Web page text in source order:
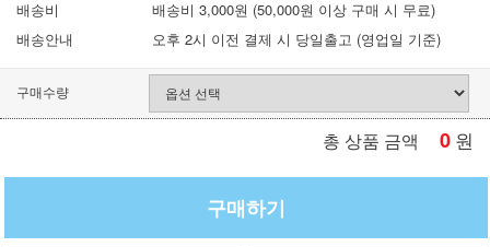
배송비
배송비 3,000원 (50,000원 이상 구매 시 무료)
배송안내
오후 2시 이전 결제 시 당일출고 (영업일 기준)
구매수량
총 상품 금액 0 원
구매하기